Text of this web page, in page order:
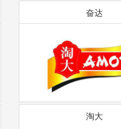
奋达
淘大